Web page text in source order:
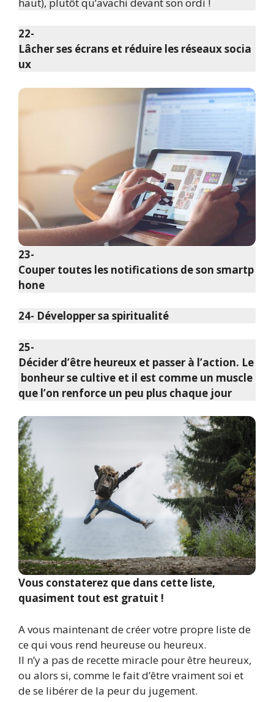
22-
Lâcher ses écrans et réduire les réseaux socia
ux
23-
Couper toutes les notifications de son smartp
hone
24- Développer sa spiritualité
25-
Décider d’être heureux et passer à l’action. Le
bonheur se cultive et il est comme un muscle
que l’on renforce un peu plus chaque jour
Vous constaterez que dans cette liste,
quasiment tout est gratuit !
A vous maintenant de créer votre propre liste de
ce qui vous rend heureuse ou heureux.
Il n’y a pas de recette miracle pour être heureux,
ou alors si, comme le fait d’être vraiment soi et
de se libérer de la peur du jugement.